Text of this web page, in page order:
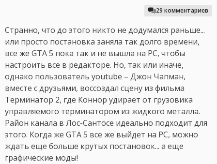
29 комментариев
Странно, что до этого никто не додумался раньше...
или просто постановка заняла так долго времени,
все же GTA 5 пока так и не вышла на PC, чтобы
настроить все в редакторе. Но, так или иначе,
однако пользователь youtube – Джон Чапман,
вместе с друзьями, воссоздал сцену из фильма
Терминатор 2, где Коннор удирает от грузовика
управляемого терминатором из жидкого металла.
Район канала в Лос-Сантосе идеально подходит для
этого. Когда же GTA 5 все же выйдет на PC, можно
ждать еще больше крутых постановок... а еще
графические моды!